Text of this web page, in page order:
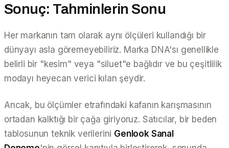
Sonuç: Tahminlerin Sonu
Her markanın tam olarak aynı ölçüleri kullandığı bir
dünyayı asla göremeyebiliriz. Marka DNA'sı genellikle
belirli bir "kesim" veya "siluet"e bağlıdır ve bu çeşitlilik
modayı heyecan verici kılan şeydir.
Ancak, bu ölçümler etrafındaki kafanın karışmasının
ortadan kalktığı bir çağa giriyoruz. Satıcılar, bir beden
tablosunun teknik verilerini Genlook Sanal